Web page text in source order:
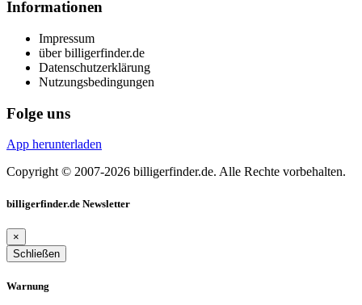
Informationen
Impressum
über billigerfinder.de
Datenschutzerklärung
Nutzungsbedingungen
Folge uns
App herunterladen
Copyright © 2007-2026 billigerfinder.de. Alle Rechte vorbehalten.
billigerfinder.de Newsletter
×
Schließen
Warnung